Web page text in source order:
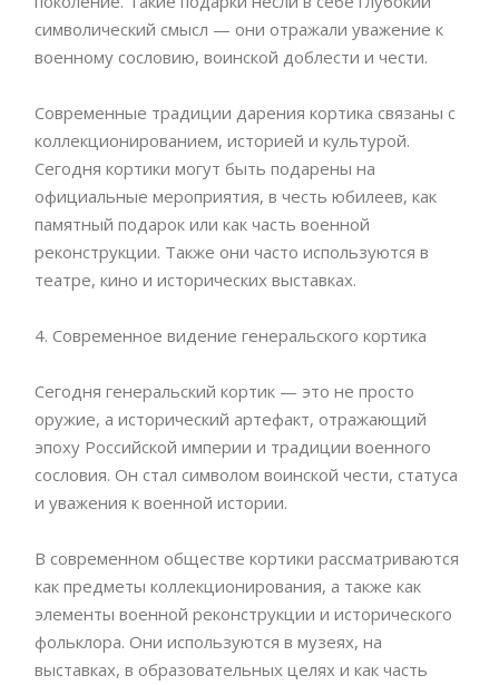
символический смысл — они отражали уважение к
военному сословию, воинской доблести и чести.
Современные традиции дарения кортика связаны с
коллекционированием, историей и культурой.
Сегодня кортики могут быть подарены на
официальные мероприятия, в честь юбилеев, как
памятный подарок или как часть военной
реконструкции. Также они часто используются в
театре, кино и исторических выставках.
4. Современное видение генеральского кортика
Сегодня генеральский кортик — это не просто
оружие, а исторический артефакт, отражающий
эпоху Российской империи и традиции военного
сословия. Он стал символом воинской чести, статуса
и уважения к военной истории.
В современном обществе кортики рассматриваются
как предметы коллекционирования, а также как
элементы военной реконструкции и исторического
фольклора. Они используются в музеях, на
выставках, в образовательных целях и как часть